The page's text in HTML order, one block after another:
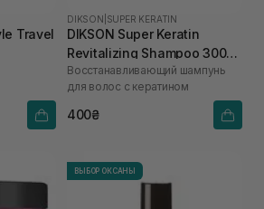
Travel
DIKSON SUPER KERATIN
DIKSON Super Keratin
Revitalizing Shampoo 300
мл
Восстанавливающий шампунь
для волос с кератином
400₴
ВЫБОР ОКСАНЫ